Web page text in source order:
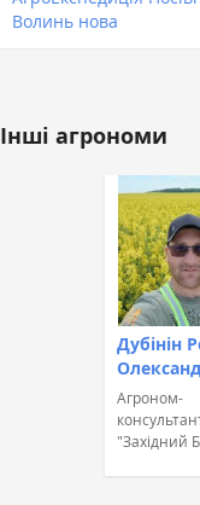
Волинь нова
Інші агрономи
Дубінін
Агроном-
"Західний